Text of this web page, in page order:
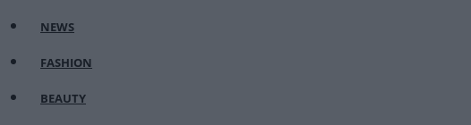
NEWS
FASHION
BEAUTY